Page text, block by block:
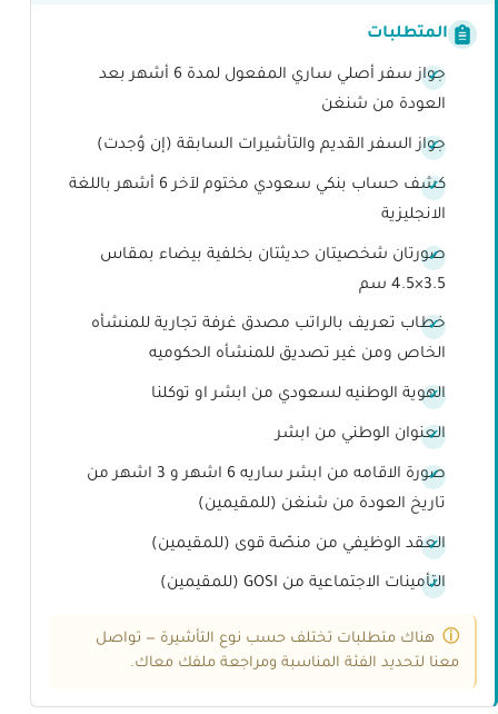
المتطلبات
جواز سفر أصلي ساري المفعول لمدة 6 أشهر بعد
العودة من شنغن
جواز السفر القديم والتأشيرات السابقة (إن وُجدت)
كشف حساب بنكي سعودي مختوم لآخر 6 أشهر باللغة
الانجليزية
صورتان شخصيتان حديثتان بخلفية بيضاء بمقاس
3.5×4.5 سم
خطاب تعريف بالراتب مصدق غرفة تجارية للمنشأه
الخاص ومن غير تصديق للمنشأه الحكوميه
الهوية الوطنيه لسعودي من ابشر او توكلنا
العنوان الوطني من ابشر
صورة الاقامه من ابشر ساريه 6 اشهر و 3 اشهر من
تاريخ العودة من شنغن (للمقيمين)
العقد الوظيفي من منصّة قوى (للمقيمين)
التأمينات الاجتماعية من GOSI (للمقيمين)
هناك متطلبات تختلف حسب نوع التأشيرة — تواصل
معنا لتحديد الفئة المناسبة ومراجعة ملفك معاك.